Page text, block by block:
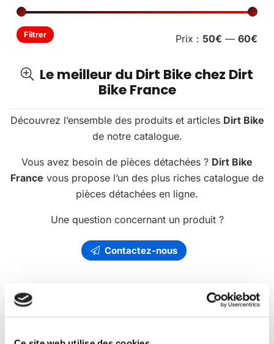
Filtrer Prix : 50€ — 60€
Le meilleur du Dirt Bike chez Dirt
Bike France
Découvrez l’ensemble des produits et articles Dirt Bike
de notre catalogue.
Vous avez besoin de pièces détachées ? Dirt Bike
France vous propose l’un des plus riches catalogue de
pièces détachées en ligne.
Une question concernant un produit ?
Contactez-nous